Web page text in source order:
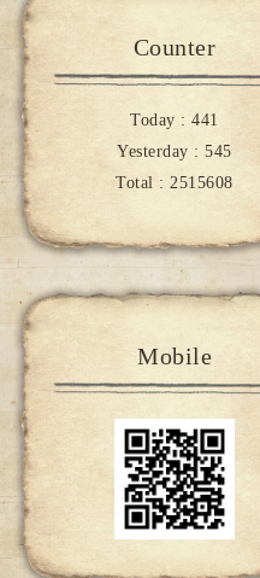
Counter
Today :441
Yesterday :545
Total : 2515608
Mobile